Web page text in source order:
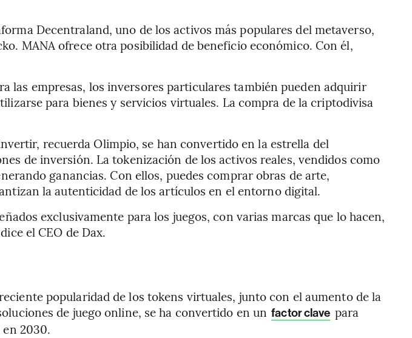
Decentraland, uno de los activos más populares del metaverso,
MANA ofrece otra posibilidad de beneficio económico. Con él,
las empresas, los inversores particulares también pueden adquirir
para bienes y servicios virtuales. La compra de la criptodivisa
recuerda Olimpio, se han convertido en la estrella del
de inversión. La tokenización de los activos reales, vendidos como
ganancias. Con ellos, puedes comprar obras de arte,
la autenticidad de los artículos en el entorno digital.
exclusivamente para los juegos, con varias marcas que lo hacen,
el CEO de Dax.
popularidad de los tokens virtuales, junto con el aumento de la
de juego online, se ha convertido en un factor clave para
2030.